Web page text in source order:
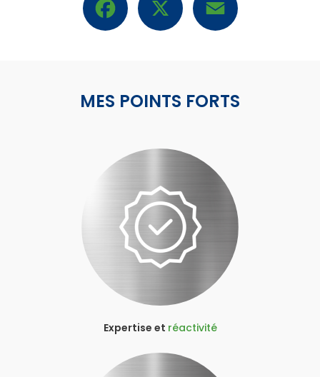
MES POINTS FORTS
Expertise et réactivité